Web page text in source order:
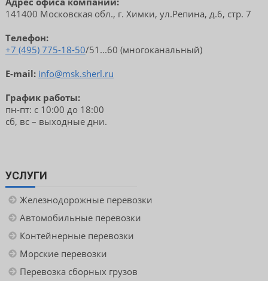
141400 Московская обл., г. Химки, ул.Репина, д.6, стр. 7
Телефон:
+7 (495) 775-18-50/51...60 (многоканальный)
E-mail: info@msk.sherl.ru
График работы:
пн-пт: с 10:00 до 18:00
сб, вс – выходные дни.
УСЛУГИ
Железнодорожные перевозки
Автомобильные перевозки
Контейнерные перевозки
Морские перевозки
Перевозка сборных грузов